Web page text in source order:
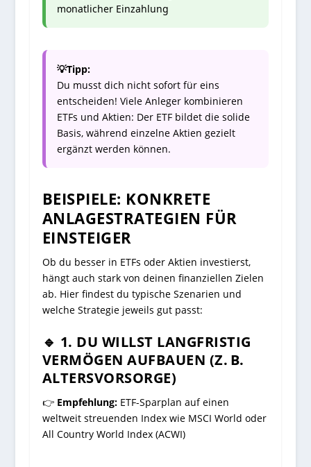
monatlicher Einzahlung
💡Tipp:
Du musst dich nicht sofort für eins
entscheiden! Viele Anleger kombinieren
ETFs und Aktien: Der ETF bildet die solide
Basis, während einzelne Aktien gezielt
ergänzt werden können.
BEISPIELE: KONKRETE
ANLAGESTRATEGIEN FÜR
EINSTEIGER
Ob du besser in ETFs oder Aktien investierst,
hängt auch stark von deinen finanziellen Zielen
ab. Hier findest du typische Szenarien und
welche Strategie jeweils gut passt:
🔹 1. DU WILLST LANGFRISTIG
VERMÖGEN AUFBAUEN (Z. B.
ALTERSVORSORGE)
👉 Empfehlung:ETF-Sparplan auf einen
weltweit streuenden Index wie MSCI World oder
All Country World Index (ACWI)